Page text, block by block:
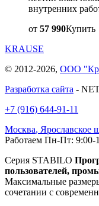
внутренних
от 57 990Купить
KRAUSE
© 2012-2026, ООО
Разработка сайта -
+7 (916) 644-91-11
Москва, Ярославское
Работаем Пн-Пт: 9:00-
Серия STABILO
пользователей,
Максимальные
сочетании с